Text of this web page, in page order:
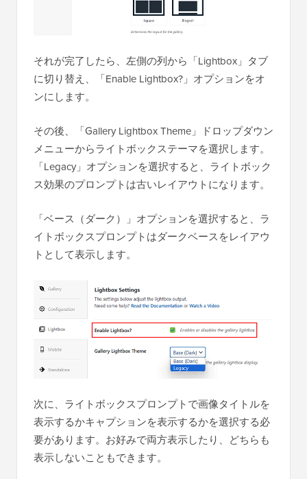
それが完了したら、左側の列から「Lightbox」タブ
に切り替え、「Enable Lightbox?」オプションをオ
ンにします。
その後、「Gallery Lightbox Theme」ドロップダウン
メニューからライトボックステーマを選択します。
「Legacy」オプションを選択すると、ライトボック
ス効果のプロンプトは古いレイアウトになります。
「ベース（ダーク）」オプションを選択すると、ラ
イトボックスプロンプトはダークベースをレイアウ
トとして表示します。
次に、ライトボックスプロンプトで画像タイトルを
表示するかキャプションを表示するかを選択する必
要があります。お好みで両方表示したり、どちらも
表示しないこともできます。